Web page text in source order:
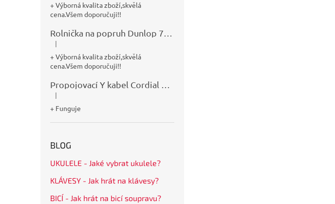
+ Výborná kvalita zboží,skvělá
cena.Všem doporučuji!!
Hodnocení produktu je 5 z 5 hvězdiček.
|
+ Výborná kvalita zboží,skvělá
cena.Všem doporučuji!!
Hodnocení produktu je 5 z 5 hvězdiček.
|
+ Funguje
BLOG
UKULELE - Jaké vybrat ukulele?
KLÁVESY - Jak hrát na klávesy?
BICÍ - Jak hrát na bicí soupravu?